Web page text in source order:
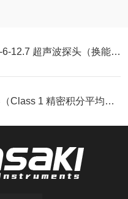
东丽 TORAY PT35-6-12.7 超声波探头（换能器）玉科原装现货
LA‑4441A小野测器（Class 1 精密积分平均声级计）玉科原装现货